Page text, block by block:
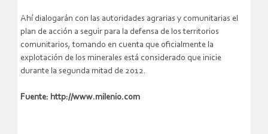
Ahí dialogarán con las autoridades agrarias y comunitarias el
plan de acción a seguir para la defensa de los territorios
comunitarios, tomando en cuenta que oficialmente la
explotación de los minerales está considerado que inicie
durante la segunda mitad de 2012.
Fuente: http://www.milenio.com